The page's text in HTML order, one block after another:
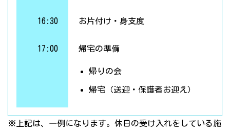
16:30 お片付け・身支度
17:00 帰宅の準備
帰りの会
帰宅（送迎・保護者お迎え）
※上記は、一例になります。休日の受け入れをしている施